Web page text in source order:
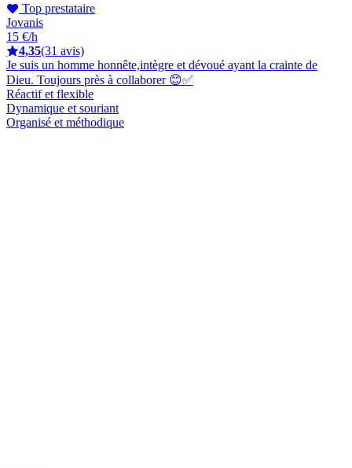
Top prestataire
Jovanis
15 €/h
4,35(31 avis)
Je suis un homme honnête,intègre et dévoué ayant la crainte de
Dieu. Toujours près à collaborer 😊✅
Réactif et flexible
Dynamique et souriant
Organisé et méthodique